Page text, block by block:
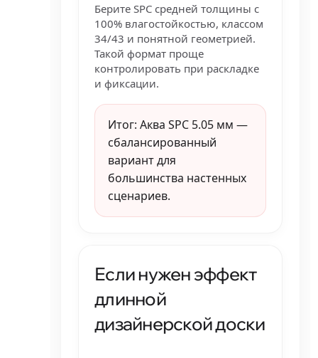
Берите SPC средней толщины с
100% влагостойкостью, классом
34/43 и понятной геометрией.
Такой формат проще
контролировать при раскладке
и фиксации.
Итог: Аква SPC 5.05 мм —
сбалансированный
вариант для
большинства настенных
сценариев.
Если нужен эффект
длинной
дизайнерской доски